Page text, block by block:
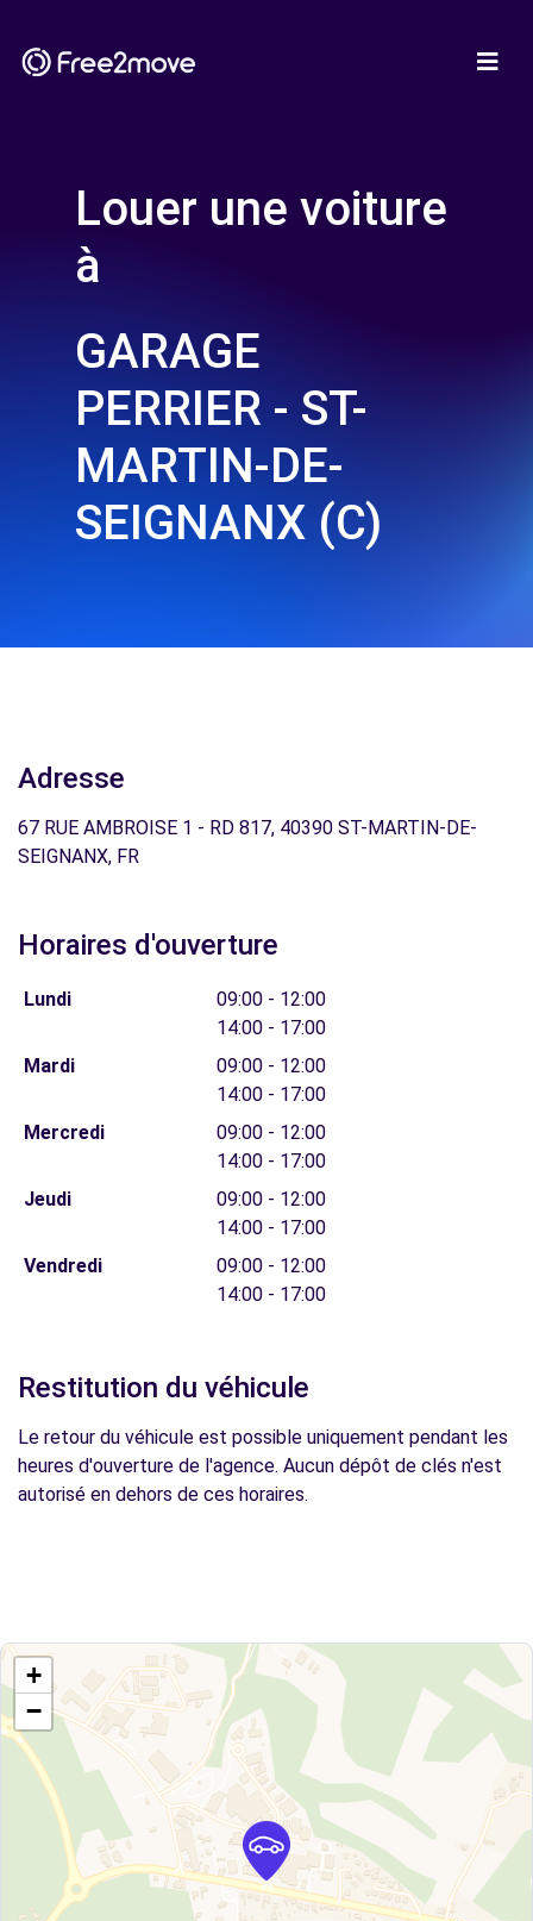
Louer une voiture
à
GARAGE
PERRIER - ST-
MARTIN-DE-
SEIGNANX (C)
Adresse
67 RUE AMBROISE 1 - RD 817, 40390 ST-MARTIN-DE-
SEIGNANX, FR
Horaires d'ouverture
Lundi
09:00 - 12:00
14:00 - 17:00
Mardi
09:00 - 12:00
14:00 - 17:00
Mercredi
09:00 - 12:00
14:00 - 17:00
Jeudi
09:00 - 12:00
14:00 - 17:00
Vendredi
09:00 - 12:00
14:00 - 17:00
Restitution du véhicule
Le retour du véhicule est possible uniquement pendant les
heures d'ouverture de l'agence. Aucun dépôt de clés n'est
autorisé en dehors de ces horaires.
+
−